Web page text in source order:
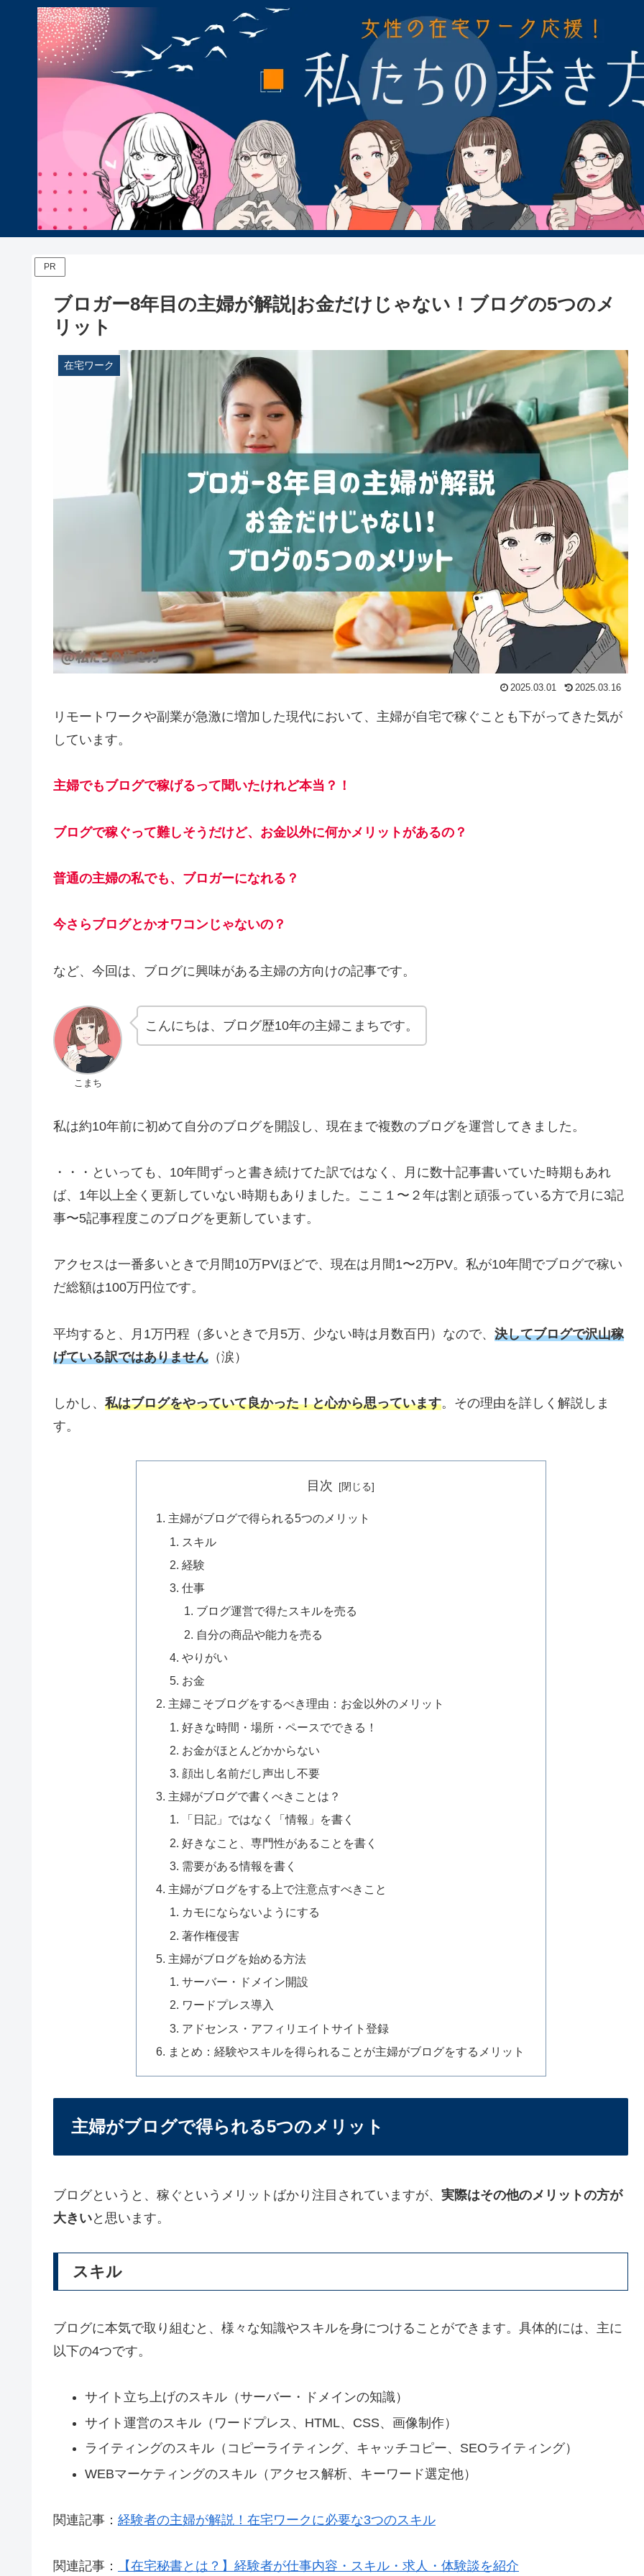
PR
ブロガー8年目の主婦が解説|お金だけじゃない！ブログの5つのメ
リット
在宅ワーク
2025.03.01 2025.03.16
リモートワークや副業が急激に増加した現代において、主婦が自宅で稼ぐことも下がってきた気が
しています。
主婦でもブログで稼げるって聞いたけれど本当？！
ブログで稼ぐって難しそうだけど、お金以外に何かメリットがあるの？
普通の主婦の私でも、ブロガーになれる？
今さらブログとかオワコンじゃないの？
など、今回は、ブログに興味がある主婦の方向けの記事です。
こまち
こんにちは、ブログ歴10年の主婦こまちです。
私は約10年前に初めて自分のブログを開設し、現在まで複数のブログを運営してきました。
・・・といっても、10年間ずっと書き続けてた訳ではなく、月に数十記事書いていた時期もあれ
ば、1年以上全く更新していない時期もありました。ここ１〜２年は割と頑張っている方で月に3記
事〜5記事程度このブログを更新しています。
アクセスは一番多いときで月間10万PVほどで、現在は月間1〜2万PV。私が10年間でブログで稼い
だ総額は100万円位です。
平均すると、月1万円程（多いときで月5万、少ない時は月数百円）なので、 決してブログで沢山稼
げている訳ではありません （涙）
しかし、 私はブログをやっていて良かった！と心から思っています。その理由を詳しく解説しま
す。
目次
主婦がブログで得られる5つのメリット
スキル
経験
仕事
ブログ運営で得たスキルを売る
自分の商品や能力を売る
やりがい
お金
主婦こそブログをするべき理由：お金以外のメリット
好きな時間・場所・ペースでできる！
お金がほとんどかからない
顔出し名前だし声出し不要
主婦がブログで書くべきことは？
「日記」ではなく「情報」を書く
好きなこと、専門性があることを書く
需要がある情報を書く
主婦がブログをする上で注意点すべきこと
カモにならないようにする
著作権侵害
主婦がブログを始める方法
サーバー・ドメイン開設
ワードプレス導入
アドセンス・アフィリエイトサイト登録
まとめ：経験やスキルを得られることが主婦がブログをするメリット
主婦がブログで得られる5つのメリット
ブログというと、稼ぐというメリットばかり注目されていますが、 実際はその他のメリットの方が
大きいと思います。
スキル
ブログに本気で取り組むと、様々な知識やスキルを身につけることができます。具体的には、主に
以下の4つです。
サイト立ち上げのスキル（サーバー・ドメインの知識）
サイト運営のスキル（ワードプレス、HTML、CSS、画像制作）
ライティングのスキル（コピーライティング、キャッチコピー、SEOライティング）
WEBマーケティングのスキル（アクセス解析、キーワード選定他）
関連記事： 経験者の主婦が解説！在宅ワークに必要な3つのスキル
関連記事： 【在宅秘書とは？】経験者が仕事内容・スキル・求人・体験談を紹介